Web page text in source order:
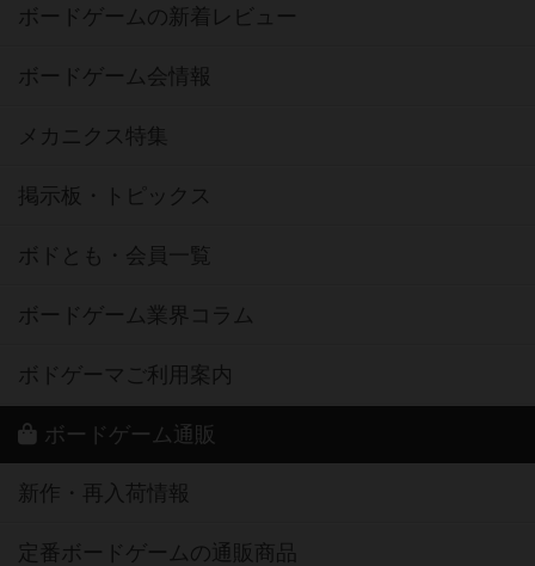
ボードゲームの新着レビュー
ボードゲーム会情報
メカニクス特集
掲示板・トピックス
ボドとも・会員一覧
ボードゲーム業界コラム
ボドゲーマご利用案内
ボードゲーム通販
新作・再入荷情報
定番ボードゲームの通販商品